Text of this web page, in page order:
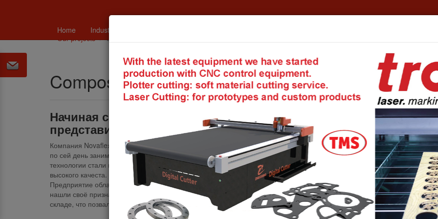
Home Industry
Our projects
Composite hose - Novaflex
Composite hose - Novaflex
Начиная с 2017. года компания “Tehnisko Materialu Sagade”
представителем предприятия Novaflex на территории
Компания Novafleх многие годы занимается производством и продажей промышленых рукавов. Раньше компания
по сей день занимает лидирующие позиции. В процесе развития компании, было открыто предприятие в Англии
технологии стали производить композитные рукава. На сегодняшний день компания обладает возможностью
высокого качеста. Рукава начиная от размера Ду25 и до Ду200, производятся в катушках по 40 метров, а диаметр
Предприятие обладает новейшим оборудованием, а производство соответсвует высоким международным стандартам
нашли своё признание в Европе, Прибалтике, России и Ближнем Востоке. В отличии от своих конкурентов, Novaflex
складе, что позваляет проводить поставки требуемых объёмом в течении нескольких дней дней с момента заказа.